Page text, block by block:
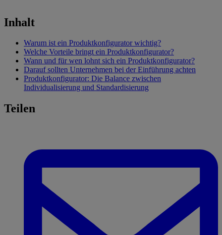
Aufmacherbild
Inhalt
Warum ist ein Produktkonfigurator wichtig?
Welche Vorteile bringt ein Produktkonfigurator?
Wann und für wen lohnt sich ein Produktkonfigurator?
Darauf sollten Unternehmen bei der Einführung achten
Produktkonfigurator: Die Balance zwischen
Individualisierung und Standardisierung
Teilen